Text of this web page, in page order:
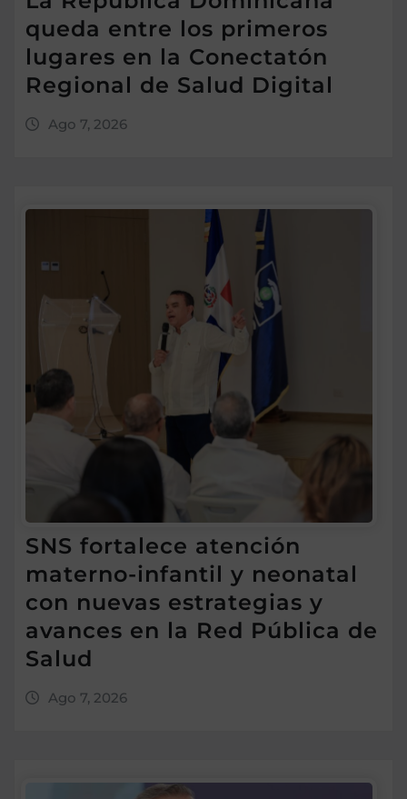
queda entre los primeros
lugares en la Conectatón
Regional de Salud Digital
Ago 7, 2026
SNS fortalece atención
materno-infantil y neonatal
con nuevas estrategias y
avances en la Red Pública de
Salud
Ago 7, 2026